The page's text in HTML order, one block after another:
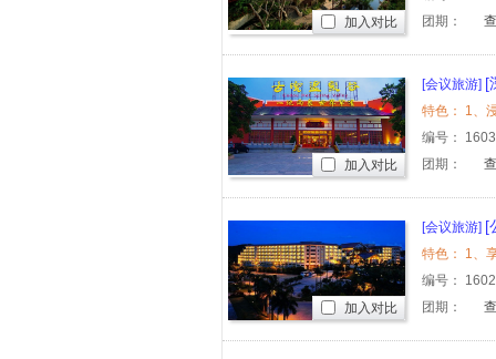
团期：
加入对比
[会议旅游] [
元崖门古
编号：
团期：
加入对比
[会议旅游] [
开平赤坎
编号：
团期：
加入对比